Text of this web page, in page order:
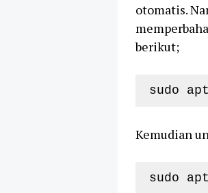
otomatis.
berikut;
sudo
Kemudian
sudo